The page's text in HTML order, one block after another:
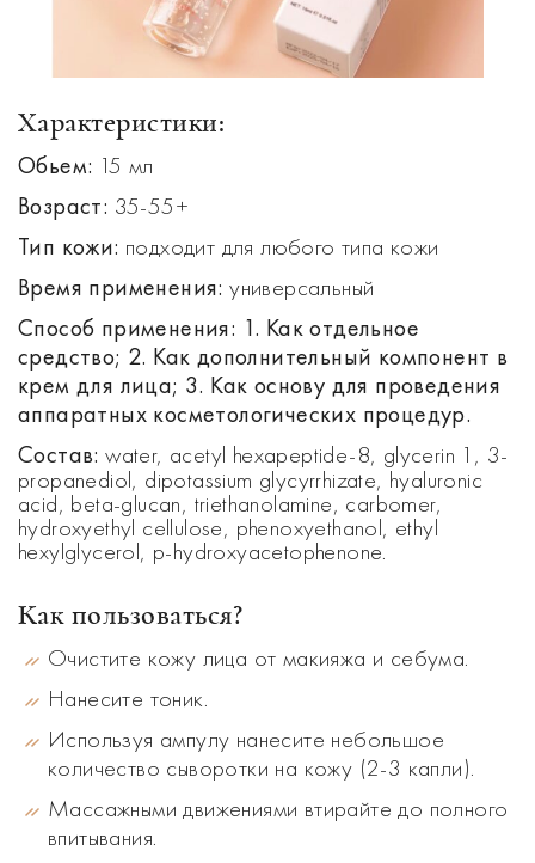
Характеристики:
Обьем: 15 мл
Возраст: 35-55+
Тип кожи: подходит для любого типа кожи
Время применения: универсальный
Способ применения: 1. Как отдельное
средство; 2. Как дополнительный компонент в
крем для лица; 3. Как основу для проведения
аппаратных косметологических процедур.
Состав:water, acetyl hexapeptide-8, glycerin 1, 3-
propanediol, dipotassium glycyrrhizate, hyaluronic
acid, beta-glucan, triethanolamine, carbomer,
hydroxyethyl cellulose, phenoxyethanol, ethyl
hexylglycerol, p-hydroxyacetophenone.
Как пользоваться?
Очистите кожу лица от макияжа и себума.
Нанесите тоник.
Используя ампулу нанесите небольшое
количество сыворотки на кожу (2-3 капли).
Массажными движениями втирайте до полного
впитывания.